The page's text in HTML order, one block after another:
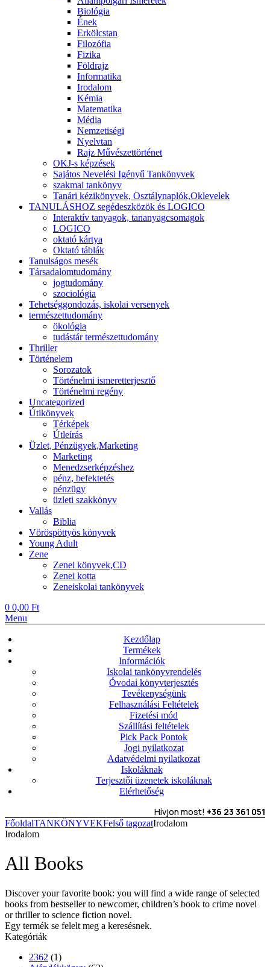
Biológia
Ének
Erkölcstan
Filozófia
Fizika
Földrajz
Informatika
Irodalom
Kémia
Matematika
Média
Nemzetiségi
Nyelvtan
Rajz Művészettörténet
OKJ-s képzések
Sajátos Nevelési Igényű Tankönyvek
szakmai tankönyv
Tanári kézikönyvek, Osztálynaplók,Oklevelek
TANULÁSHOZ segédeszközök és LOGICO
Interaktív tanyagok, tananyagcsomagok
LOGICO
oktató kártya
Oktató táblák
Tanulságos mesék
Társadalomtudomány
jogtudomány
szociológia
Tehetséggondozás, iskolai versenyek
természettudomány
ökológia
tudástár természettudomány
Thriller
Történelem
Sorozatok
Történelmi ismeretterjesztő
Történelmi regény
Uncategorized
Útikönyvek
Térképek
Útleírás
Üzlet, Pénzügyek,Marketing
Marketing
Menedzserképzéshez
pénz, befektetés
pénzügy
üzleti szakkönyv
Vallás
Biblia
Vöröspöttyös könyvek
Young Adult
Zene
Zenei könyvek,CD
Zenei kotta
Zeneiskolai tankönyvek
0 0,00 Ft
Menu
Kezdőlap
Termékek
Információk
Iskolai tankönyvrendelés
Óvodai könyvterjesztés
Tevékenységünk
Felhasználási Feltételek
Fizetési mód
Szállítási feltételek
Pick Pack Pontok
Jogi nyilatkozat
Adatvédelmi nyilatkozat
Iskoláknak
Terjesztői üzenetek iskoláknak
Elérhetőség
Hívjon most! +36 23 361 051
FőoldalTANKÖNYVEKFelső tagozatIrodalom
Irodalom
All Books
Discover your favorite book: you will find a wide range of selected
books from bestseller to newcomer, children’s book to crime novel
or thriller to science fiction novel.
Egy termék se felelt meg a keresésnek.
Kategóriák
2362 (1)